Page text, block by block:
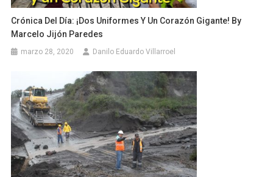
Crónica Del Día: ¡Dos Uniformes Y Un Corazón Gigante! By
Marcelo Jijón Paredes
marzo 28, 2020 Danilo Eduardo Villarroel